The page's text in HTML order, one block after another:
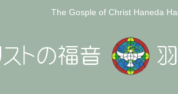
The Gosple of Christ Haneda